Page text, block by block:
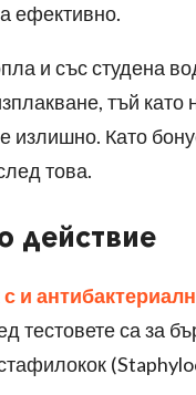
ефективно.
и със студена
тъй
излишно. Като
това.
действие
с и
тестовете са за
(